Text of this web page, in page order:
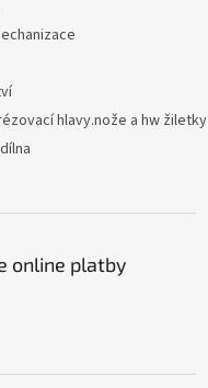
hlavy.nože a hw žiletky
online platby